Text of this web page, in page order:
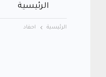
الرئيسية
الرئيسية احفاد